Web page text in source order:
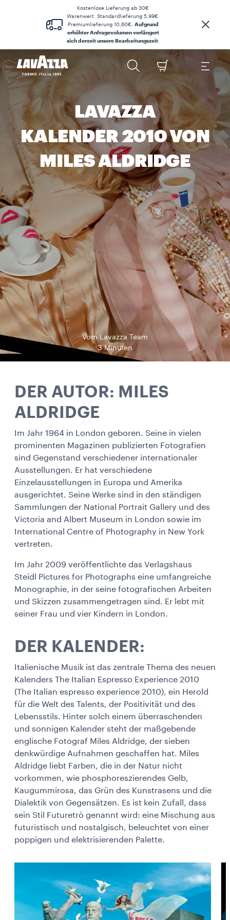
Kostenlose Lieferung ab 30€
Warenwert. Standardlieferung 5,99€.
Premiumlieferung 10,60€. Aufgrund
erhöhter Anfragevolumen verlängert
sich derzeit unsere Bearbeitungszeit.
LAVAZZA
KALENDER 2010 VON
MILES ALDRIDGE
Vom Lavazza Team
3 Minuten
DER AUTOR: MILES
ALDRIDGE
Im Jahr 1964 in London geboren. Seine in vielen
prominenten Magazinen publizierten Fotografien
sind Gegenstand verschiedener internationaler
Ausstellungen. Er hat verschiedene
Einzelausstellungen in Europa und Amerika
ausgerichtet. Seine Werke sind in den ständigen
Sammlungen der National Portrait Gallery und des
Victoria and Albert Museum in London sowie im
International Centre of Photography in New York
vertreten.
Im Jahr 2009 veröffentlichte das Verlagshaus
Steidl Pictures for Photographs eine umfangreiche
Monographie, in der seine fotografischen Arbeiten
und Skizzen zusammengetragen sind. Er lebt mit
seiner Frau und vier Kindern in London.
DER KALENDER:
Italienische Musik ist das zentrale Thema des neuen
Kalenders The Italian Espresso Experience 2010
(The Italian espresso experience 2010), ein Herold
für die Welt des Talents, der Positivität und des
Lebensstils. Hinter solch einem überraschenden
und sonnigen Kalender steht der maßgebende
englische Fotograf Miles Aldridge, der sieben
denkwürdige Aufnahmen geschaffen hat. Miles
Aldridge liebt Farben, die in der Natur nicht
vorkommen, wie phosphoreszierendes Gelb,
Kaugummirosa, das Grün des Kunstrasens und die
Dialektik von Gegensätzen. Es ist kein Zufall, dass
sein Stil Futuretrò genannt wird: eine Mischung aus
futuristisch und nostalgisch, beleuchtet von einer
poppigen und elektrisierenden Palette.